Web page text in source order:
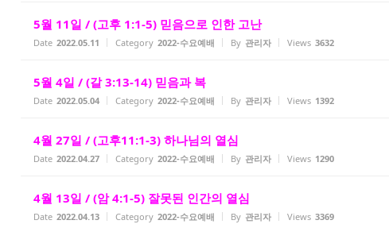
5월 11일 / (고후 1:1-5) 믿음으로 인한 고난
Date 2022.05.11 Category 2022-수요예배 By 관리자 Views 3632
5월 4일 / (갈 3:13-14) 믿음과 복
Date 2022.05.04 Category 2022-수요예배 By 관리자 Views 1392
4월 27일 / (고후11:1-3) 하나님의 열심
Date 2022.04.27 Category 2022-수요예배 By 관리자 Views 1290
4월 13일 / (암 4:1-5) 잘못된 인간의 열심
Date 2022.04.13 Category 2022-수요예배 By 관리자 Views 3369